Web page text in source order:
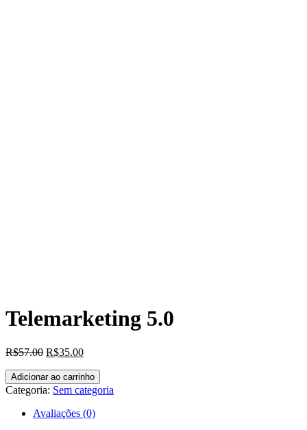
Telemarketing 5.0
R$57.00 O
original
era:
R$35.00O
atual
é:
Telemarketing
5.0
quantidade
Adicionar ao carrinho
Categoria: Sem categoria
Avaliações (0)